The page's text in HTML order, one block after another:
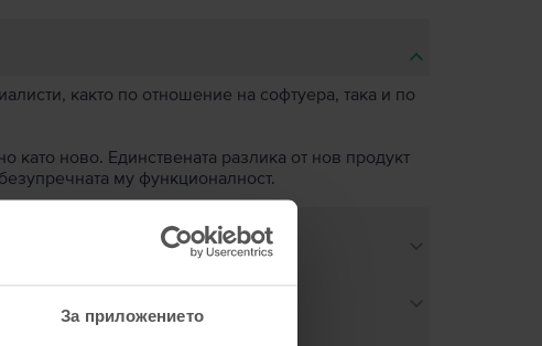
За приложението
както по отношение на софтуера, така и по
като ново. Единствената разлика от нов продукт
му функционалност.